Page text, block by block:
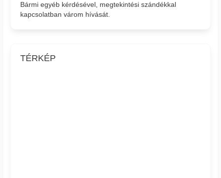
Bármi egyéb kérdésével, megtekintési szándékkal
kapcsolatban várom hívását.
TÉRKÉP